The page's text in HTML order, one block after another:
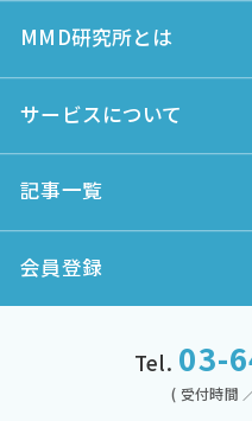
MMD研究所とは
サービスについて
記事一覧
会員登録
Tel. 03-
( 受付時間